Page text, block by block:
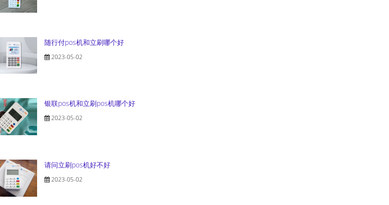
随行付pos机和立刷哪个好
2023-05-02
银联pos机和立刷pos机哪个好
2023-05-02
请问立刷pos机好不好
2023-05-02